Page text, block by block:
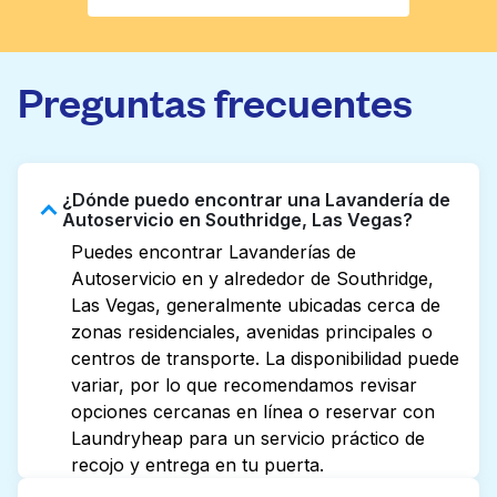
Preguntas frecuentes
¿Dónde puedo encontrar una Lavandería de
Autoservicio en Southridge, Las Vegas?
Puedes encontrar Lavanderías de
Autoservicio en y alrededor de Southridge,
Las Vegas, generalmente ubicadas cerca de
zonas residenciales, avenidas principales o
centros de transporte. La disponibilidad puede
variar, por lo que recomendamos revisar
opciones cercanas en línea o reservar con
Laundryheap para un servicio práctico de
recojo y entrega en tu puerta.